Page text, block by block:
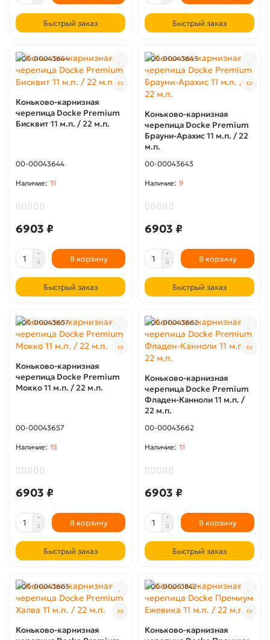
Быстрый заказ Быстрый заказ
00-00043644
Коньково-карнизная
черепица Docke Premium
Бисквит 11 м.п. / 22 м.п.
00-00043644
11
6903 ₽
В корзину
Быстрый заказ
00-00043643
Коньково-карнизная
черепица Docke Premium
Брауни-Арахис 11 м.п. / 22
м.п.
00-00043643
9
6903 ₽
В корзину
Быстрый заказ
00-00043657
Коньково-карнизная
черепица Docke Premium
Мокко 11 м.п. / 22 м.п.
00-00043657
15
6903 ₽
В корзину
Быстрый заказ
00-00043662
Коньково-карнизная
черепица Docke Premium
Фладен-Канноли 11 м.п. /
22 м.п.
00-00043662
11
6903 ₽
В корзину
Быстрый заказ
00-00043663
Коньково-карнизная
00-00051842
Коньково-карнизная